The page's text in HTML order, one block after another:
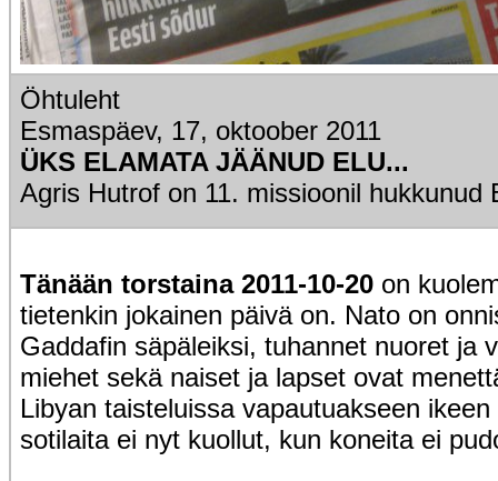
Öhtuleht
Esmaspäev, 17, oktoober 2011
ÜKS ELAMATA JÄÄNUD ELU...
Agris Hutrof on 11. missioonil hukkunud
Tänään torstaina 2011-10-20 on
tietenkin jokainen päivä on. Nato on
Gaddafin säpäleiksi, tuhannet nuoret ja
miehet sekä naiset ja lapset ovat
Libyan taisteluissa vapautuakseen
sotilaita ei nyt kuollut, kun koneita ei